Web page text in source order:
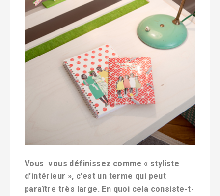
Vous vous définissez comme « styliste
d’intérieur », c’est un terme qui peut
paraître très large. En quoi cela consiste-t-